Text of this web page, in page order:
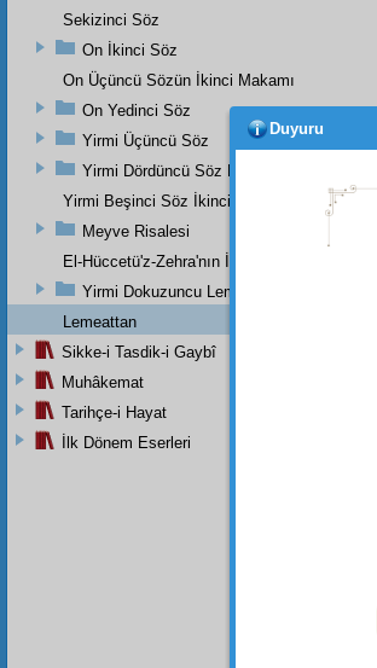
Sekizinci Söz
On İkinci Söz
On Üçüncü Sözün İkinci Makamı
On Yedinci Söz
Yirmi Üçüncü Söz
Yirmi Dördüncü Söz Beşinci Dal
Yirmi Beşinci Söz İkinci Cilve
Meyve Risalesi
El-Hüccetü'z-Zehra'nın İkinci Makamı
Yirmi Dokuzuncu Lem'a İkinci Bab
Lemeattan
Sikke-i Tasdik-i Gaybî
Muhâkemat
Tarihçe-i Hayat
İlk Dönem Eserleri
Duyuru